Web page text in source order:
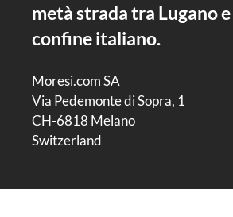
metà strada tra Lugano
confine italiano.
Moresi.com SA
Via Pedemonte di Sopra, 1
CH-6818 Melano
Switzerland